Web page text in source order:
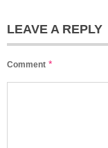
LEAVE A REPLY
Comment *